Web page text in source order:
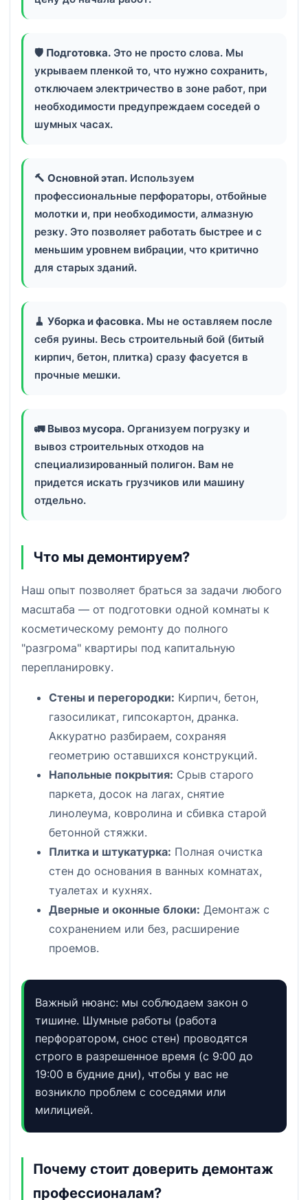
🛡 Подготовка. Это не просто слова. Мы
укрываем пленкой то, что нужно сохранить,
отключаем электричество в зоне работ, при
необходимости предупреждаем соседей о
шумных часах.
🔨 Основной этап. Используем
профессиональные перфораторы, отбойные
молотки и, при необходимости, алмазную
резку. Это позволяет работать быстрее и с
меньшим уровнем вибрации, что критично
для старых зданий.
🧹 Уборка и фасовка. Мы не оставляем после
себя руины. Весь строительный бой (битый
кирпич, бетон, плитка) сразу фасуется в
прочные мешки.
🚛 Вывоз мусора. Организуем погрузку и
вывоз строительных отходов на
специализированный полигон. Вам не
придется искать грузчиков или машину
отдельно.
Что мы демонтируем?
Наш опыт позволяет браться за задачи любого
масштаба — от подготовки одной комнаты к
косметическому ремонту до полного
"разгрома" квартиры под капитальную
перепланировку.
Стены и перегородки: Кирпич, бетон,
газосиликат, гипсокартон, дранка.
Аккуратно разбираем, сохраняя
геометрию оставшихся конструкций.
Напольные покрытия: Срыв старого
паркета, досок на лагах, снятие
линолеума, ковролина и сбивка старой
бетонной стяжки.
Плитка и штукатурка: Полная очистка
стен до основания в ванных комнатах,
туалетах и кухнях.
Дверные и оконные блоки: Демонтаж с
сохранением или без, расширение
проемов.
Важный нюанс: мы соблюдаем закон о
тишине. Шумные работы (работа
перфоратором, снос стен) проводятся
строго в разрешенное время (с 9:00 до
19:00 в будние дни), чтобы у вас не
возникло проблем с соседями или
милицией.
Почему стоит доверить демонтаж
профессионалам?